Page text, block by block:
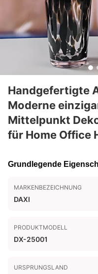
Handgefertigte
Moderne
Mittelpunkt
für Home Office
Grundlegende
MARKENBEZEICHNUNG
DAXI
PRODUKTMODELL
DX-25001
URSPRUNGSLAND